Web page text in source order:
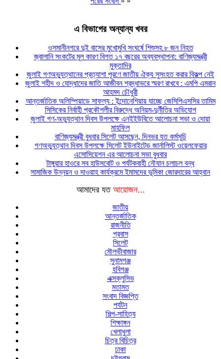
এ বিভাগের অন্যান্য খবর
ওসমানীনগরে দুই বাসের মুখোমুখি সংঘর্ষে শিশুসহ ৮ জন নিহত
জ্বালানি সংকটের মূল কারণ বিগত ১৭ বছরের অব্যবস্থাপনা: বাণিজ্যমন্ত্রী
মুক্তাদির
জুলাই গণঅভ্যুত্থানের প্রত্যাশা পূরণে জাতীয় ঐক্য সুসংহত করার বিকল্প নেই
জুলাই শহীদ ও যোদ্ধাদের জাতি আজীবন শ্রদ্ধাভরে স্মরণ রাখবে : এমপি এমরান
আহমদ চৌধুরী
আন্তর্জাতিক অলিম্পিয়াডে সাফল্য : ইন্দোনেশিয়ায় যাচ্ছে জেসিপিএসসির তামিম
সিসিকের নির্বাহী প্রকৌশলীর বিরুদ্ধে অনিয়ম-দুর্নীতির অভিযোগ
জুলাই গণ-অভ্যুত্থান দিবস উপলক্ষে এনইইউবিতে আলোচনা সভা ও দোয়া
মাহফিল
বাণিজ্যমন্ত্রী বুধবার সিলেট আসছেন, দিনভর যত কর্মসূচি
গণঅভ্যুত্থান দিবস উপলক্ষে সিলেট ইউনাইটেড জার্নালিস্ট ওয়েলফেয়ার
এসোসিয়েশন এর আলোচনা সভা বুধবার
টাঙ্গুয়ার হাওরে সব হাউসবোট ও পর্যটকবাহী নৌযান চলাচল বন্ধ
সামাজিক উন্নয়ন ও দাওয়াহ কার্যক্রমে ইমামদের ভূমিকা জোরদারের আহ্বান
আমাদের যত আয়োজন...
জাতীয়
আন্তর্জাতিক
রাজনীতি
প্রবাস
সিলেট
মৌলভীবাজার
সুনামগঞ্জ
হবিগঞ্জ
এক্সক্লুসিভ
মতামত
সংবাদ বিজ্ঞপ্তি
পর্যটন
শিল্প-সাহিত্য
শিক্ষাঙ্গন
খেলাধুলা
চিত্র বিচিত্র
ঢাকা